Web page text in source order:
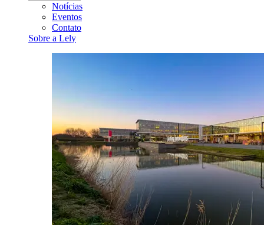
Notícias
Eventos
Contato
Sobre a Lely